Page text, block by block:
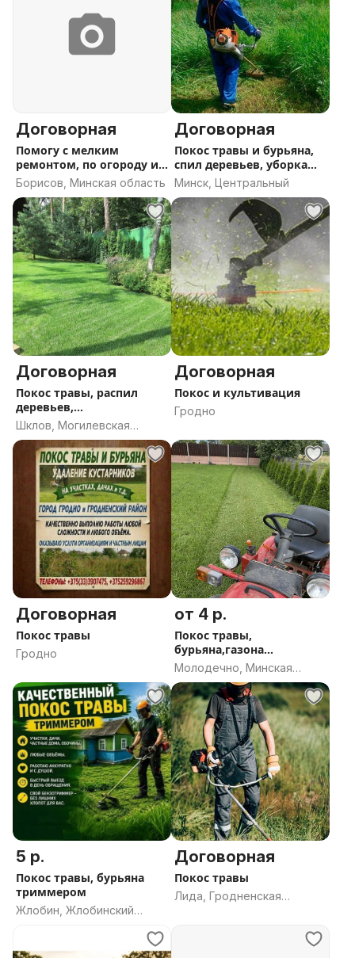
Договорная
Помогу с мелким
ремонтом, по огороду и
покосом тра
Борисов, Минская область
Договорная
Покос травы и бурьяна,
спил деревьев, уборка
пней
Минск, Центральный
Договорная
Покос травы, распил
деревьев,
благоустройство.
Шклов, Могилевская
область
Договорная
Покос и культивация
Гродно
Договорная
Покос травы
Гродно
от 4 р.
Покос травы,
бурьяна,газона
минитрактором
Молодечно, Минская
область
5 р.
Покос травы, бурьяна
триммером
Жлобин, Жлобинский
Договорная
Покос травы
Лида, Гродненская